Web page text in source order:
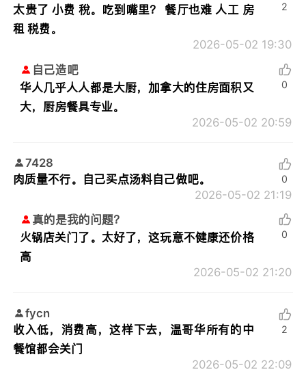
太贵了 小费 稅。吃到嘴里？ 餐厅也难 人工 房
租 税费。
2026-05-02 19:30
2
自己造吧
华人几乎人人都是大厨，加拿大的住房面积又
大，厨房餐具专业。
2026-05-02 20:59
0
7428
肉质量不行。自己买点汤料自己做吧。
2026-05-02 21:19
0
真的是我的问题？
火锅店关门了。太好了，这玩意不健康还价格
高
2026-05-02 21:20
0
fycn
收入低，消费高，这样下去，温哥华所有的中
餐馆都会关门
2026-05-02 22:09
2